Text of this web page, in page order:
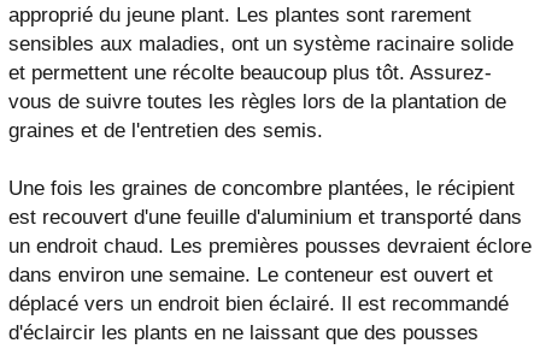
approprié du jeune plant. Les plantes sont rarement
sensibles aux maladies, ont un système racinaire solide
et permettent une récolte beaucoup plus tôt. Assurez-
vous de suivre toutes les règles lors de la plantation de
graines et de l'entretien des semis.
Une fois les graines de concombre plantées, le récipient
est recouvert d'une feuille d'aluminium et transporté dans
un endroit chaud. Les premières pousses devraient éclore
dans environ une semaine. Le conteneur est ouvert et
déplacé vers un endroit bien éclairé. Il est recommandé
d'éclaircir les plants en ne laissant que des pousses